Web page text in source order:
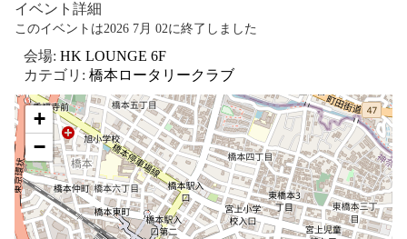
イベント詳細
このイベントは2026 7月 02に終了しました
会場: HK LOUNGE 6F
カテゴリ: 橋本ロータリークラブ
+
−